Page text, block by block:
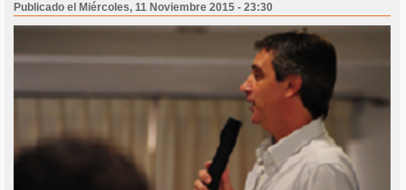
Publicado el Miércoles, 11 Noviembre 2015 - 23:30